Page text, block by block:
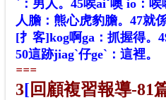
ˋ：男人。45唉aiˇ噢 io：唉
人膽：熊心虎豹膽。47就
[扌客]kog啊ga：抓握得。
50這跡jiagˋ仔geˋ：這裡。
===
3[回顧複習報導-81